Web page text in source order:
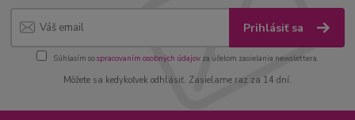
Prihlásiť sa
Súhlasím sospracovaním osobných údajov za účelom zasielania newslettera.
Môžete sa kedykoľvek odhlásiť. Zasielame raz za 14 dní.